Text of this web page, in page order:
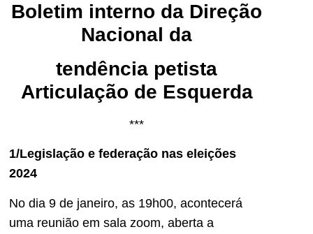
Boletim interno da Direção
Nacional da
tendência petista
Articulação de Esquerda
***
1/Legislação e federação nas eleições
2024
No dia 9 de janeiro, as 19h00, acontecerá
uma reunião em sala zoom, aberta a